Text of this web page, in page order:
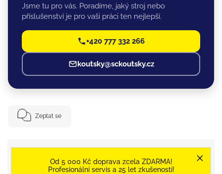
Od 5 000 Kč doprava zcela ZDARMA!
Profesionální servis a 25 let zkušeností!
Jsme tu pro vás. Poradíme, jaký stroj nebo
příslušenství je pro vaši práci ten nejlepší.
+420 777 332 266
koutsky@sckoutsky.cz
Zeptat se
Popis ZnačkaGent